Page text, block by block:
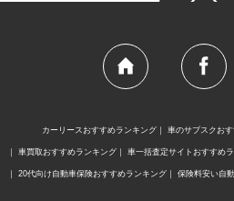
カーリースおすすめランキング 車のサブスクお
車買取おすすめランキング 車一括査定サイトおすすめ
20代向け自動車保険おすすめランキング 保険料安い自